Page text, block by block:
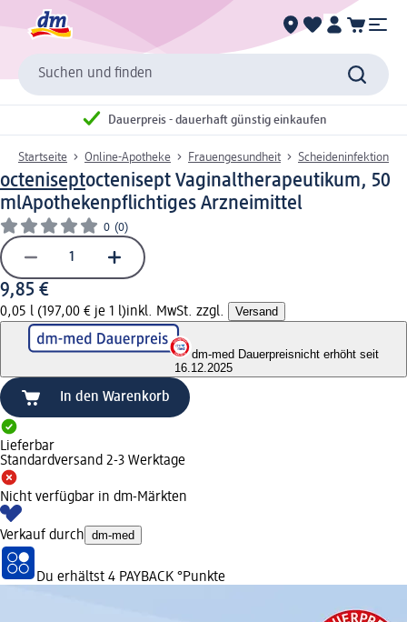
Suchen und finden
Dauerpreis - dauerhaft günstig einkaufen
Startseite Online-Apotheke Frauengesundheit Scheideninfektion
octeniseptoctenisept Vaginaltherapeutikum, 50
mlApothekenpflichtiges Arzneimittel
0 (0)
9,85 €
0,05 l (197,00 € je 1 l)inkl. MwSt. zzgl. Versand
dm-med Dauerpreisnicht erhöht seit
16.12.2025
In den Warenkorb
Lieferbar
Standardversand 2-3 Werktage
Nicht verfügbar in dm-Märkten
Verkauf durch dm-med
Du erhältst 4 PAYBACK °Punkte